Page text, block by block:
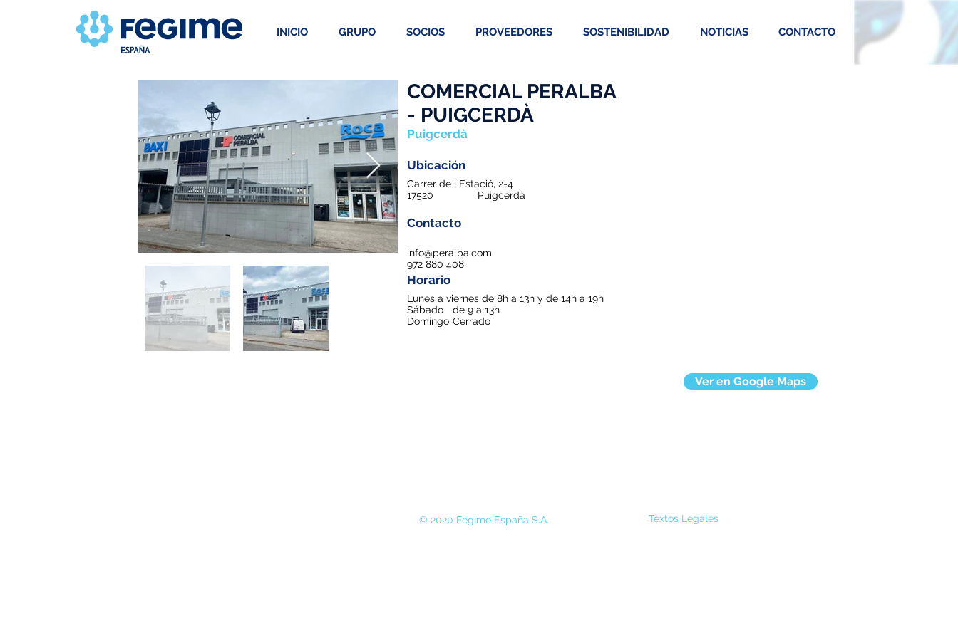
INICIO GRUPO SOCIOS PROVEEDORES SOSTENIBILIDAD NOTICIAS CONTACTO
COMERCIAL PERALBA
- PUIGCERDÀ
Puigcerdà
Ubicación
Carrer de l'Estació, 2-4
17520
Puigcerdà
Contacto
info@peralba.com
972 880 408
Horario
Lunes a viernes de 8h a 13h y de 14h a 19h
de 9 a 13h
Sábado
Cerrado
Domingo
Ver en Google Maps
© 2020 Fegime España S.A. Textos Legales